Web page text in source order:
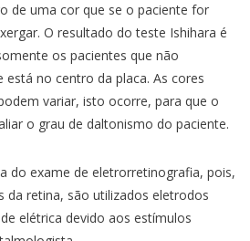
de uma cor que se o paciente for
O resultado do teste Ishihara é
os pacientes que não
no centro da placa. As cores
variar, isto ocorre, para que o
o grau de daltonismo do paciente.
do exame de eletrorretinografia, pois,
da retina, são utilizados eletrodos
elétrica devido aos estímulos